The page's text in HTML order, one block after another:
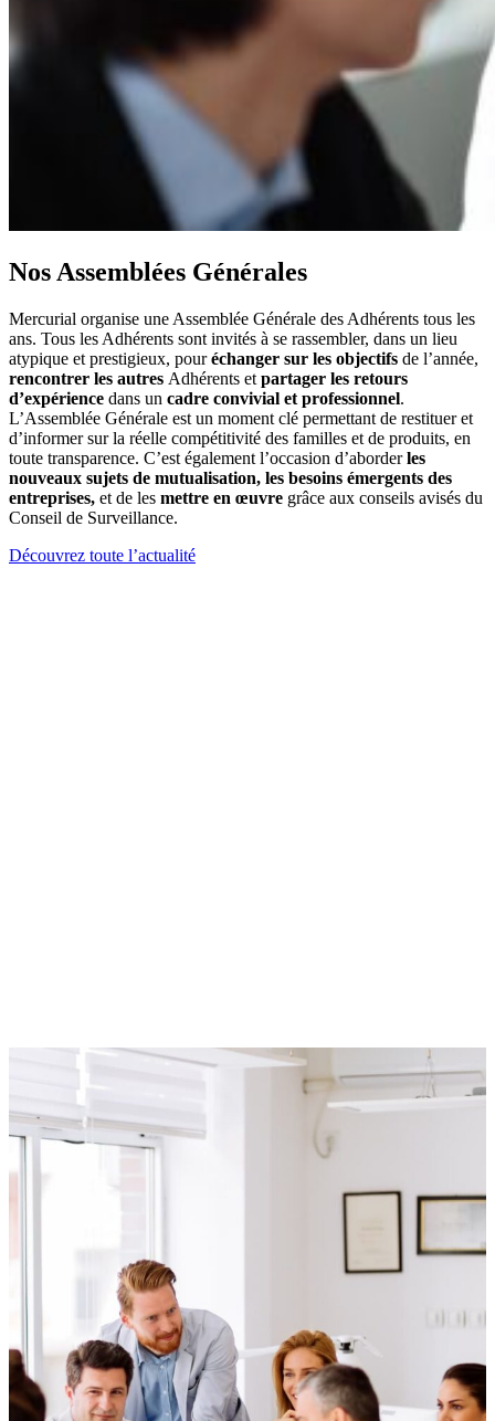
Nos Assemblées Générales
Mercurial organise une Assemblée Générale des Adhérents tous les
ans. Tous les Adhérents sont invités à se rassembler, dans un lieu
atypique et prestigieux, pouréchanger sur les objectifs de l’année,
rencontrer les autres Adhérents et partager les retours
d’expérience dans un cadre convivial et professionnel.
L’Assemblée Générale est un moment clé permettant de restituer et
d’informer sur la réelle compétitivité des familles et de produits, en
toute transparence. C’est également l’occasion d’aborderles
nouveaux sujets de mutualisation, les besoins émergents des
entreprises, et de les mettre en œuvre grâce aux conseils avisés du
Conseil de Surveillance.
Découvrez toute l’actualité